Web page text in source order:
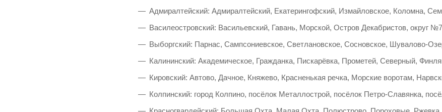
Адмиралтейский: Адмиралтейский, Екатерингофский, Измайловское, Коломна,
Василеостровский: Васильевский, Гавань, Морской, Остров Декабристов, округ
Выборгский: Парнас, Сампсониевское, Светлановское, Сосновское, Шувалово-
Калининский: Академическое, Гражданка, Пискарёвка, Прометей, Северный,
Кировский: Автово, Дачное, Княжево, Красненькая речка, Морские воротам,
Колпинский: город Колпино, посёлок Металлострой, посёлок Петро-Славянка,